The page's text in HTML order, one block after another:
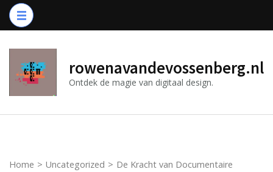
Ga
naar
(druk
Enter)
rowenavandevossenberg.nl
Ontdek de magie van digitaal design.
Home > Uncategorized > De Kracht van Documentaire